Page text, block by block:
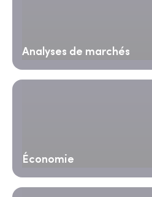
Analyses de marchés
Économie